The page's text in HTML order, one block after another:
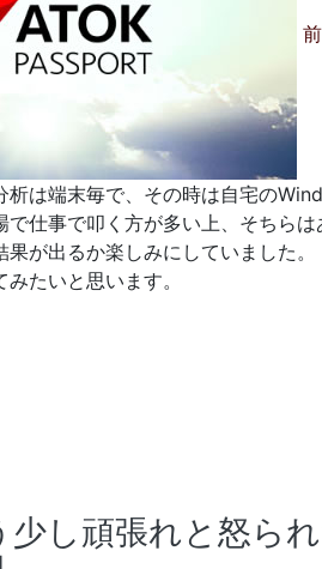
析は端末毎で、その時は自宅の
で仕事で叩く方が多い上、そちら
果が出るか楽しみにしていました
たいと思います。
し頑張れと怒ら